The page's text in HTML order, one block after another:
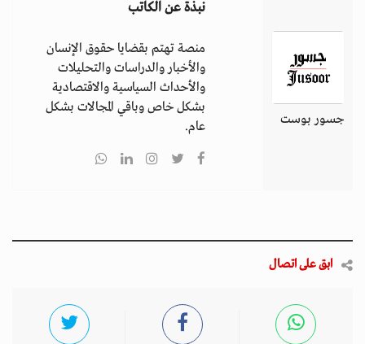
جسور بوست
نبذة عن الكاتب
منصة تهتم بقضايا حقوق الإنسان
والأخبار والدراسات والتحليلات
والأحداث السياسية والاقتصادية
بشكل خاص وباقي المجالات بشكل
عام.
ابق على اتصال